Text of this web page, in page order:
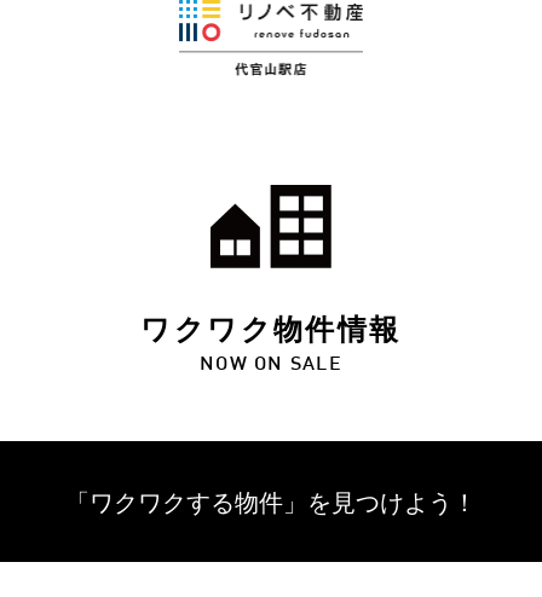
ワクワク物件情報
NOW ON SALE
「ワクワクする物件」を 見つけよう！